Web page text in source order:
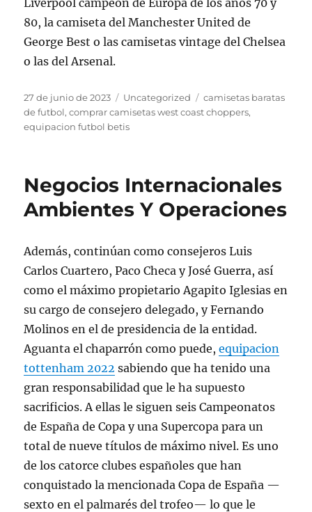
Liverpool campeón de Europa de los años 70 y
80, la camiseta del Manchester United de
George Best o las camisetas vintage del Chelsea
o las del Arsenal.
Publicado
el
27 de junio de 2023 Categorías
Uncategorized Etiquetas
camisetas baratas
de futbol,comprar camisetas west coast choppers,
equipacion futbol betis
Negocios Internacionales
Ambientes Y Operaciones
Además, continúan como consejeros Luis
Carlos Cuartero, Paco Checa y José Guerra, así
como el máximo propietario Agapito Iglesias en
su cargo de consejero delegado, y Fernando
Molinos en el de presidencia de la entidad.
Aguanta el chaparrón como puede,equipacion
tottenham 2022 sabiendo que ha tenido una
gran responsabilidad que le ha supuesto
sacrificios. A ellas le siguen seis Campeonatos
de España de Copa y una Supercopa para un
total de nueve títulos de máximo nivel. Es uno
de los catorce clubes españoles que han
conquistado la mencionada Copa de España —
sexto en el palmarés del trofeo— lo que le